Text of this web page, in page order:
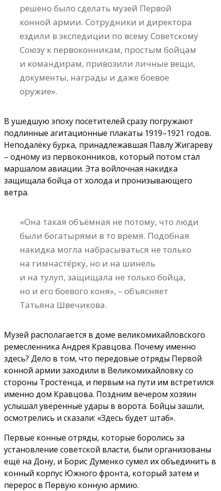
решено было сделать музей Первой
конной армии. Сотрудники и директора
ездили в экспедиции по всему Советскому
Союзу к первоконникам, простым бойцам
и командирам, привозили личные вещи,
документы, награды и даже боевое
оружие».
В ушедшую эпоху посетителей сразу погружают
подлинные агитационные плакаты 1919–1921 годов.
Неподалёку бурка, принадлежавшая Павлу Жигареву
– одному из первоконников, который потом стал
маршалом авиации. Эта войлочная накидка
защищала бойца от холода и пронизывающего
ветра.
«Она такая объёмная не потому, что люди
были богатырями в то время. Подобная
накидка могла набрасываться не только
на гимнастёрку, но и на шинель
и на тулуп, защищала не только бойца,
но и его боевого коня», – объясняет
Татьяна Швечикова.
Музей располагается в доме великомихайловского
ремесленника Андрея Кравцова. Почему именно
здесь? Дело в том, что передовые отряды Первой
конной армии заходили в Великомихайловку со
стороны Тростенца, и первым на пути им встретился
именно дом Кравцова. Поздним вечером хозяин
услышал уверенные удары в ворота. Бойцы зашли,
осмотрелись и сказали: «Здесь будет штаб».
Первые конные отряды, которые боролись за
установление советской власти, были организованы
ещё на Дону, и Борис Думенко сумел их объединить в
конный корпус Южного фронта, который затем и
перерос в Первую конную армию.